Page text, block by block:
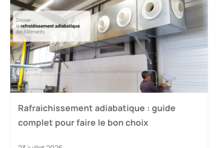
Rafraichissement adiabatique : guide
complet pour faire le bon choix